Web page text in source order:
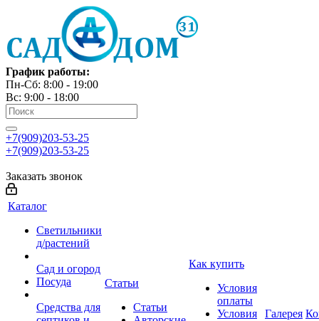
График работы:
Пн-Сб: 8:00 - 19:00
Вс: 9:00 - 18:00
+7(909)203-53-25
+7(909)203-53-25
Заказать звонок
Каталог
Светильники
д/растений
Сад и огород
Посуда
Средства для
Статьи
Статьи
Как купить
Условия
оплаты
Условия
Галерея